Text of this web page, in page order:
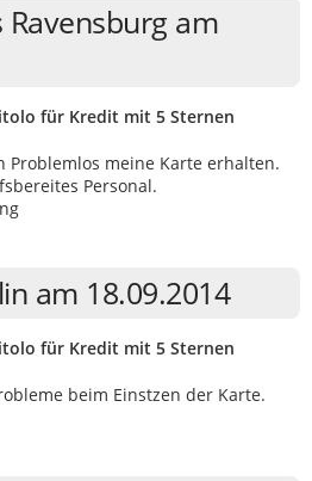
Ravensburg am
für Kredit mit 5 Sternen
Problemlos meine Karte erhalten.
Personal.
am 18.09.2014
für Kredit mit 5 Sternen
beim Einstzen der Karte.